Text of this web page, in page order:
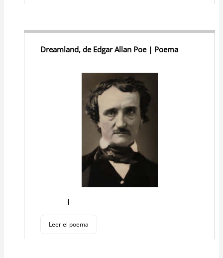
Dreamland, de Edgar Allan Poe | Poema
I
Leer el poema